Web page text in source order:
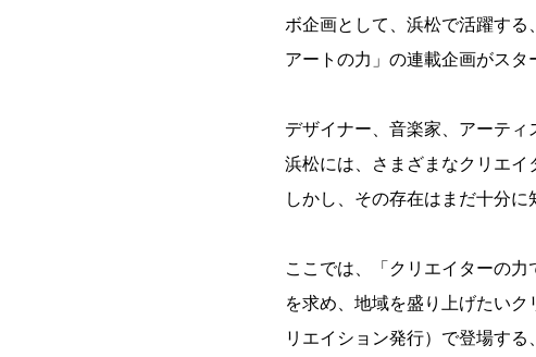
ボ企画として、浜松で活躍する
アートの力」の連載企画がスタ
デザイナー、音楽家、アーテ
浜松には、さまざまなクリエイ
しかし、その存在はまだ十分に
ここでは、「クリエイターの
を求め、地域を盛り上げたい
リエイション発行）で登場する